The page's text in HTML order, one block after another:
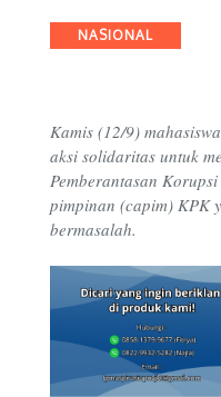
Categories
NASIONAL
Kamis (12/9)
aksi solidaritas untuk
Pemberantasan
pimpinan (capim) KPK
bermasalah.